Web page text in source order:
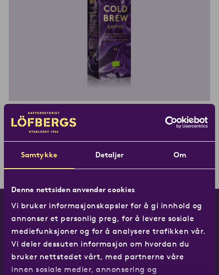
Samtykke Detaljer Om
Denne nettsiden anvender cookies
Vi bruker informasjonskapsler for å gi innhold og
annonser et personlig preg, for å levere sosiale
mediefunksjoner og for å analysere trafikken vår.
Vi deler dessuten informasjon om hvordan du
bruker nettstedet vårt, med partnerne våre
innen sosiale medier, annonsering og
En Cold brew med en søt og rund ettersmak, nesten
uten bitterhet.Les mer om Cold brew